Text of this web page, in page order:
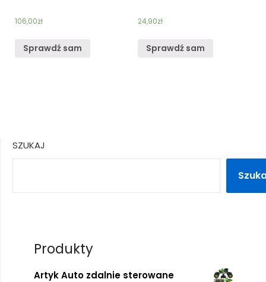
106,00zł
Sprawdź sam
24,90zł
Sprawdź sam
SZUKAJ
Produkty
Artyk Auto zdalnie sterowane